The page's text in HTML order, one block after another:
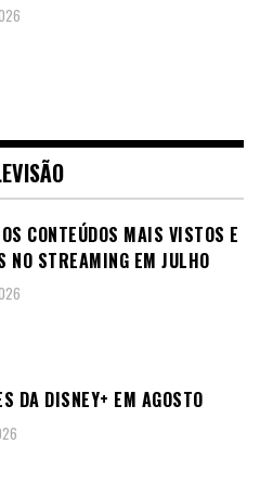
CONTEÚDOS MAIS VISTOS E
NO STREAMING EM JULHO
DA DISNEY+ EM AGOSTO